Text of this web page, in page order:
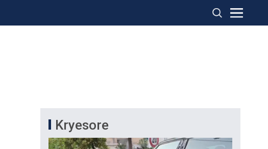
Kryesore